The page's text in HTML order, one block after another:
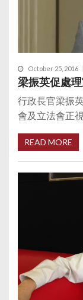
October 25, 2016
梁振英促處
行政長官梁振
會及立法會正
READ MORE